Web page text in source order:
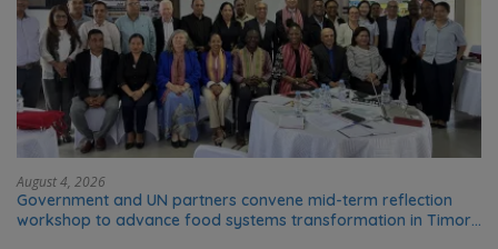
August 4, 2026
Government and UN partners convene mid-term reflection
workshop to advance food systems transformation in Timor-